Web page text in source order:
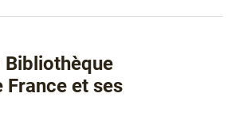
France et ses